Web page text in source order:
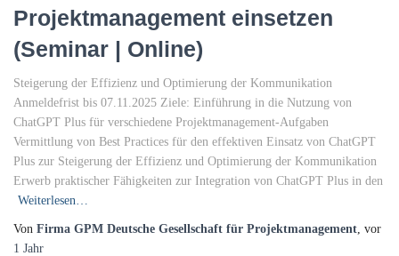
Projektmanagement einsetzen
(Seminar | Online)
Steigerung der Effizienz und Optimierung der Kommunikation
Anmeldefrist bis 07.11.2025 Ziele: Einführung in die Nutzung von
ChatGPT Plus für verschiedene Projektmanagement-Aufgaben
Vermittlung von Best Practices für den effektiven Einsatz von ChatGPT
Plus zur Steigerung der Effizienz und Optimierung der Kommunikation
Erwerb praktischer Fähigkeiten zur Integration von ChatGPT Plus in den
Weiterlesen…
Von Firma GPM Deutsche Gesellschaft für Projektmanagement , vor
1 Jahr